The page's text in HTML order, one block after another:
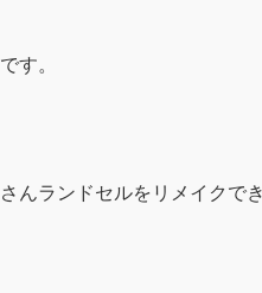
です。
んランドセルをリメイクで